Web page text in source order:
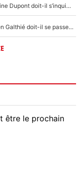
«Le XV de France est meilleur avec Lucu» : Antoine Dupont doit-il s’inquiéter pour sa place ?
Le XV de France a trouvé son remplaçant : Fabien Galthié doit-il se passer d'Antoine Dupont ?
être le prochain